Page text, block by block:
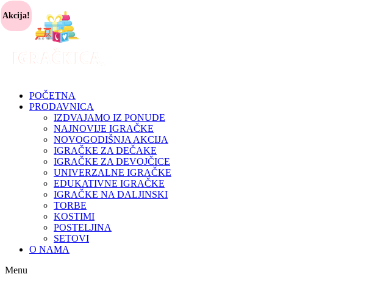
POČETNA
PRODAVNICA
IZDVAJAMO IZ PONUDE
NAJNOVIJE IGRAČKE
NOVOGODIŠNJA AKCIJA
IGRAČKE ZA DEČAKE
IGRAČKE ZA DEVOJČICE
UNIVERZALNE IGRAČKE
EDUKATIVNE IGRAČKE
IGRAČKE NA DALJINSKI
TORBE
KOSTIMI
POSTELJINA
SETOVI
O NAMA
Menu
Akcija!